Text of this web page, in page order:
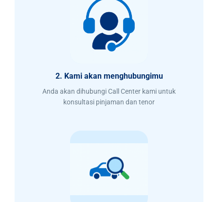
2. Kami akan menghubungimu
Anda akan dihubungi Call Center kami untuk
konsultasi pinjaman dan tenor